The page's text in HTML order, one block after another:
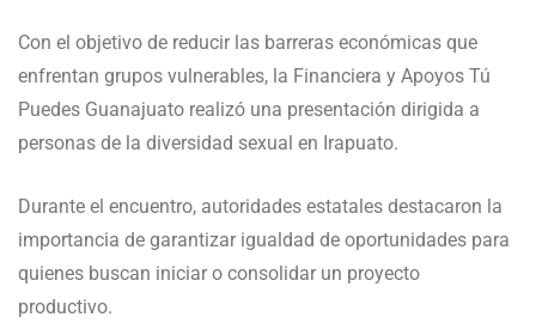
Con el objetivo de reducir las barreras económicas que
enfrentan grupos vulnerables, la Financiera y Apoyos Tú
Puedes Guanajuato realizó una presentación dirigida a
personas de la diversidad sexual en Irapuato.
Durante el encuentro, autoridades estatales destacaron la
importancia de garantizar igualdad de oportunidades para
quienes buscan iniciar o consolidar un proyecto
productivo.